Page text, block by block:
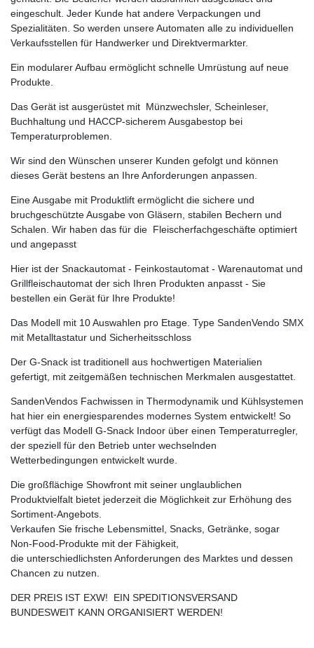
eingeschult. Jeder Kunde hat andere Verpackungen und
Spezialitäten. So werden unsere Automaten alle zu individuellen
Verkaufsstellen für Handwerker und Direktvermarkter.
Ein modularer Aufbau ermöglicht schnelle Umrüstung auf neue
Produkte.
Das Gerät ist ausgerüstet mit Münzwechsler, Scheinleser,
Buchhaltung und HACCP-sicherem Ausgabestop bei
Temperaturproblemen.
Wir sind den Wünschen unserer Kunden gefolgt und können
dieses Gerät bestens an Ihre Anforderungen anpassen.
Eine Ausgabe mit Produktlift ermöglicht die sichere und
bruchgeschützte Ausgabe von Gläsern, stabilen Bechern und
Schalen. Wir haben das für die Fleischerfachgeschäfte optimiert
und angepasst
Hier ist der Snackautomat - Feinkostautomat - Warenautomat und
Grillfleischautomat der sich Ihren Produkten anpasst - Sie
bestellen ein Gerät für Ihre Produkte!
Das Modell mit 10 Auswahlen pro Etage. Type SandenVendo SMX
mit Metalltastatur und Sicherheitsschloss
Der G-Snack ist traditionell aus hochwertigen Materialien
gefertigt, mit zeitgemäßen technischen Merkmalen ausgestattet.
SandenVendos Fachwissen in Thermodynamik und Kühlsystemen
hat hier ein energiesparendes modernes System entwickelt! So
verfügt das Modell G-Snack Indoor über einen Temperaturregler,
der speziell für den Betrieb unter wechselnden
Wetterbedingungen entwickelt wurde.
Die großflächige Showfront mit seiner unglaublichen
Produktvielfalt bietet jederzeit die Möglichkeit zur Erhöhung des
Sortiment-Angebots.
Verkaufen Sie frische Lebensmittel, Snacks, Getränke, sogar
Non-Food-Produkte mit der Fähigkeit,
die unterschiedlichsten Anforderungen des Marktes und dessen
Chancen zu nutzen.
DER PREIS IST EXW! EIN SPEDITIONSVERSAND
BUNDESWEIT KANN ORGANISIERT WERDEN!